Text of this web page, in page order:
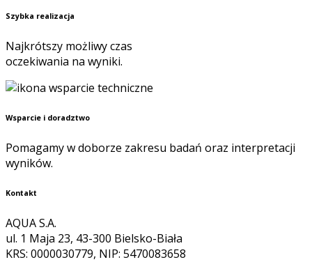
Szybka realizacja
Najkrótszy możliwy czas
oczekiwania na wyniki.
Wsparcie i doradztwo
Pomagamy w doborze zakresu badań oraz interpretacji
wyników.
Kontakt
AQUA S.A.
ul. 1 Maja 23, 43-300 Bielsko-Biała
KRS: 0000030779, NIP: 5470083658